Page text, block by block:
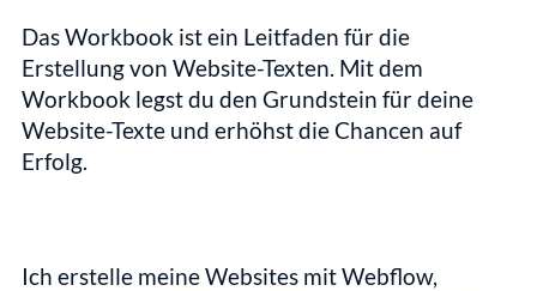
Das Workbook ist ein Leitfaden für die
Erstellung von Website-Texten. Mit dem
Workbook legst du den Grundstein für deine
Website-Texte und erhöhst die Chancen auf
Erfolg.
Ich erstelle meine Websites mit Webflow,